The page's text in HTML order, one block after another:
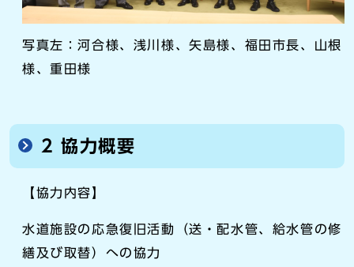
写真左：河合様、浅川様、矢島様、福田市長、山根
様、重田様
2 協力概要
【協力内容】
水道施設の応急復旧活動（送・配水管、給水管の修
繕及び取替）への協力